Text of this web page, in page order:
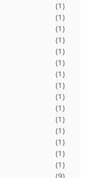
(1)
(1)
(1)
(1)
(1)
(1)
(1)
(1)
(1)
(1)
(1)
(1)
(1)
(1)
(1)
(9)